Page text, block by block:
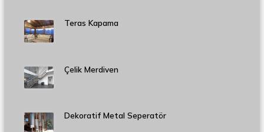
Teras Kapama
Çelik Merdiven
Dekoratif Metal Seperatör